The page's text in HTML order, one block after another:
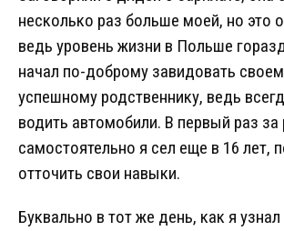
несколько раз больше моей, но это
ведь уровень жизни в Польше
начал по-доброму завидовать
успешному родственнику, ведь
водить автомобили. В первый раз за
самостоятельно я сел еще в 16 лет,
отточить свои навыки.
Буквально в тот же день, как я узнал